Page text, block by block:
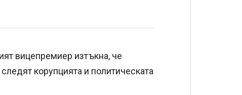
вицепремиер изтъкна, че
корупцията и политическата